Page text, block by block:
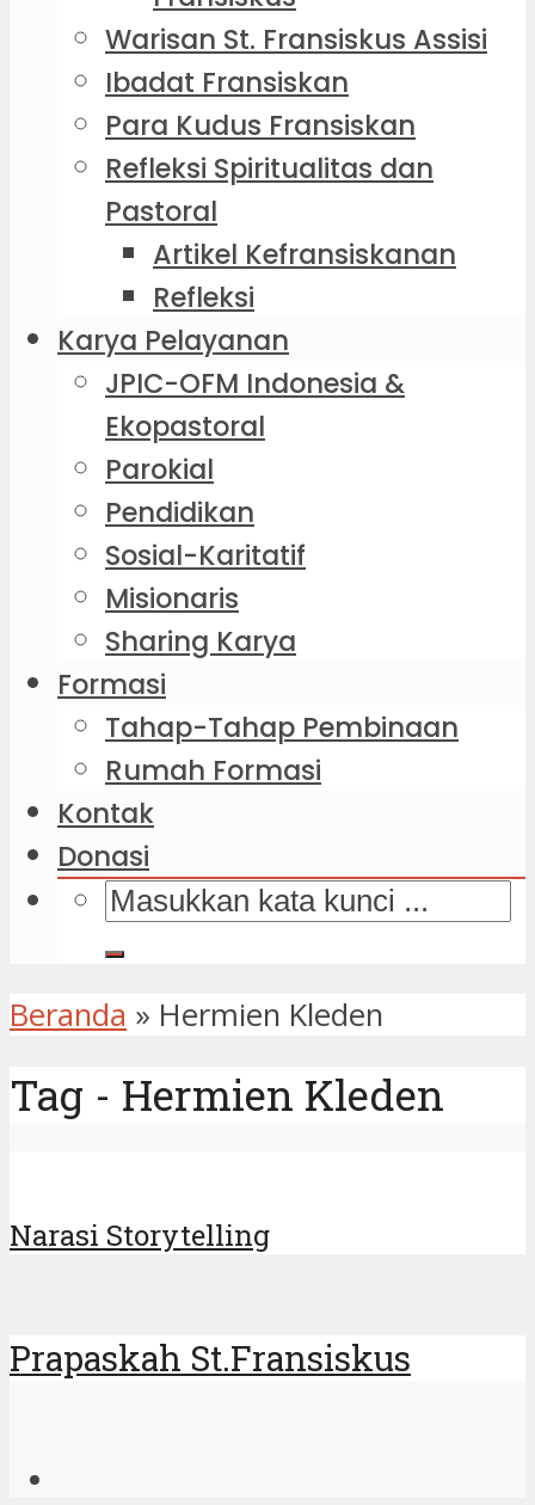
Warisan St. Fransiskus Assisi
Ibadat Fransiskan
Para Kudus Fransiskan
Refleksi Spiritualitas dan
Pastoral
Artikel Kefransiskanan
Refleksi
Karya Pelayanan
JPIC-OFM Indonesia &
Ekopastoral
Parokial
Pendidikan
Sosial-Karitatif
Misionaris
Sharing Karya
Formasi
Tahap-Tahap Pembinaan
Rumah Formasi
Kontak
Donasi
Beranda » Hermien Kleden
Tag - Hermien Kleden
Narasi Storytelling
Prapaskah St.Fransiskus